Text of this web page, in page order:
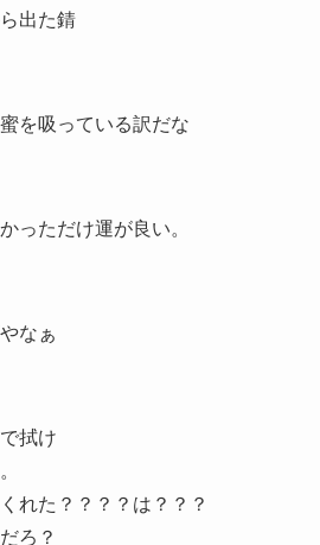
出た錆
を吸っている訳だな
っただけ運が良い。
なぁ
拭け
れた？？？？は？？？
ろ？